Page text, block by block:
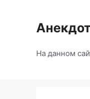
содержимому
На данном